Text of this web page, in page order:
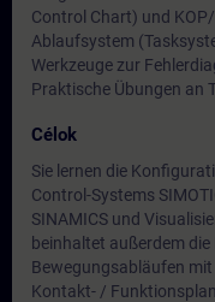
Control Chart) und
Ablaufsystem
Werkzeuge zur
Praktische Übungen an
Célok
Sie lernen die
Control-Systems
SINAMICS und
beinhaltet außerdem
Bewegungsabläufen
Kontakt- / Funktionsplan.